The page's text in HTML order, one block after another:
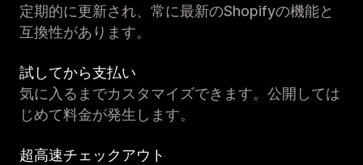
定期的に更新され、常に最新のShopifyの機能と
互換性があります。
試してから支払い
気に入るまでカスタマイズできます。公開しては
じめて料金が発生します。
超高速チェックアウト